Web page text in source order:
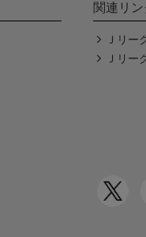
関連リン
Ｊリー
Ｊリー